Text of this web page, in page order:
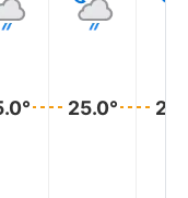
25.0°